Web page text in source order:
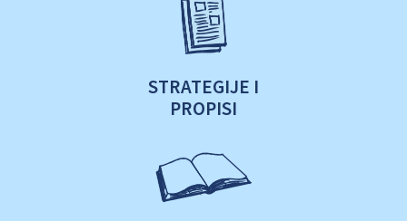
STRATEGIJE I
PROPISI